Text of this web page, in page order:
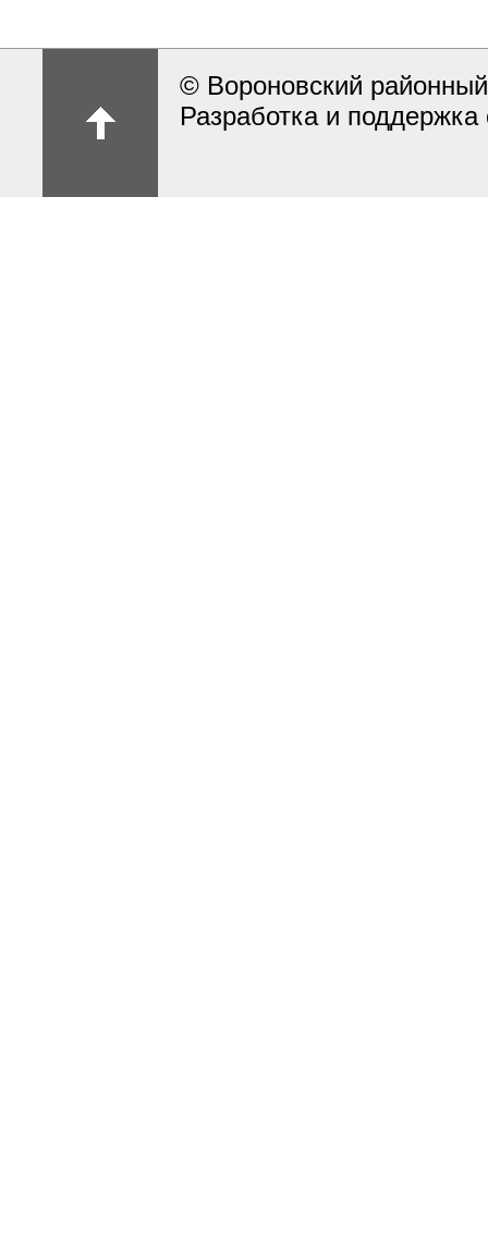
© Вороновский
Разработка и поддержка